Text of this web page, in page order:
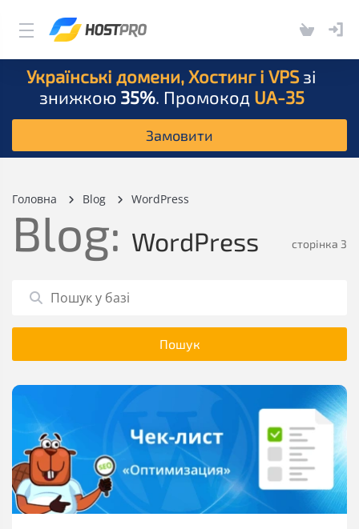
Українські домени, Хостинг і VPS зі
знижкою 35%. Промокод UA-35
Замовити
Головна Blog WordPress
Blog: WordPress сторінка 3